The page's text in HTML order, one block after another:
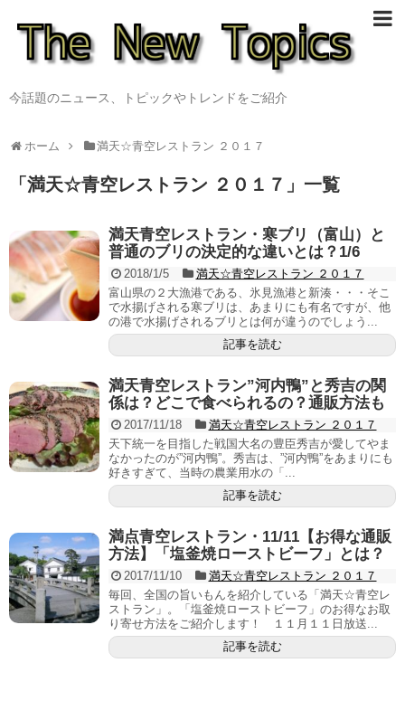
今話題のニュース、トピックやトレンドをご紹介
ホーム 満天☆青空レストラン ２０１７
「 満天☆青空レストラン ２０１７ 」 一覧
満天青空レストラン・寒ブリ（富山）と
普通のブリの決定的な違いとは？1/6
2018/1/5
満天☆青空レストラン ２０１７
富山県の２大漁港である、氷見漁港と新湊・・・そこ
で水揚げされる寒ブリは、あまりにも有名ですが、他
の港で水揚げされるブリとは何が違うのでしょう...
記事を読む
満天青空レストラン”河内鴨”と秀吉の関
係は？どこで食べられるの？通販方法も
2017/11/18
満天☆青空レストラン ２０１７
天下統一を目指した戦国大名の豊臣秀吉が愛してやま
なかったのが”河内鴨”。秀吉は、”河内鴨”をあまりにも
好きすぎて、当時の農業用水の「...
記事を読む
満点青空レストラン・11/11【お得な通販
方法】「塩釜焼ローストビーフ」とは？
2017/11/10
満天☆青空レストラン ２０１７
毎回、全国の旨いもんを紹介している「満天☆青空レ
ストラン」。「塩釜焼ローストビーフ」のお得なお取
り寄せ方法をご紹介します！ １１月１１日放送...
記事を読む